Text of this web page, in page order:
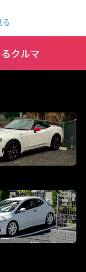
クルマ